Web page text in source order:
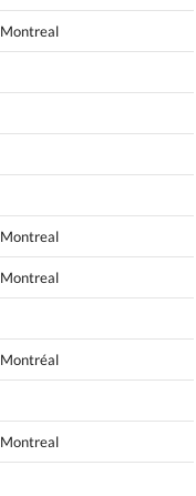
Montreal
Montreal
Montreal
Montréal
Montreal